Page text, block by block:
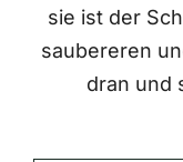
sie ist der
saubereren
dran und